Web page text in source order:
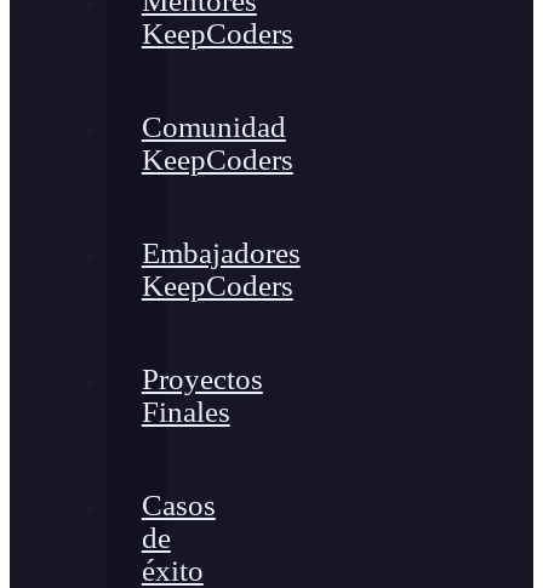
KeepCoders
Comunidad
KeepCoders
Embajadores
KeepCoders
Proyectos
Finales
Casos
de
éxito